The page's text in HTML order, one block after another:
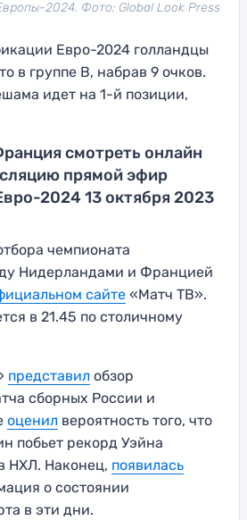
2024. Фото: Global Look Press
Евро-2024 голландцы
в группе B, набрав 9 очков.
идет на 1-й позиции,
смотреть онлайн
прямой эфир
2024 13 октября 2023
чемпионата
Нидерландами и Францией
сайте «Матч ТВ».
в 21.45 по столичному
представил обзор
сборных России и
оценил вероятность того, что
побьет рекорд Уэйна
НХЛ. Наконец, появилась
о состоянии
в эти дни.